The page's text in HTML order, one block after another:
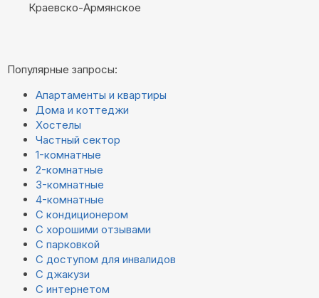
Краевско-Армянское
Популярные запросы:
Апартаменты и квартиры
Дома и коттеджи
Хостелы
Частный сектор
1-комнатные
2-комнатные
3-комнатные
4-комнатные
С кондиционером
С хорошими отзывами
С парковкой
С доступом для инвалидов
С джакузи
С интернетом